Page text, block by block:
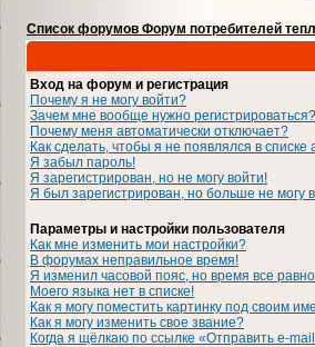
Список форумов Форум потребителей
Вход на форум и регистрация
Почему я не могу войти?
Зачем мне вообще нужно регистрироваться?
Почему меня автоматически отключает?
Как сделать, чтобы я не появлялся в
Я забыл пароль!
Я зарегистрирован, но не могу войти!
Я был зарегистрирован, но больше не могу
Параметры и настройки пользователя
Как мне изменить мои настройки?
В форумах неправильное время!
Я изменил часовой пояс, но время все
Моего языка нет в списке!
Как я могу поместить картинку под своим
Как я могу изменить свое звание?
Когда я щёлкаю по ссылке «Отправить e-